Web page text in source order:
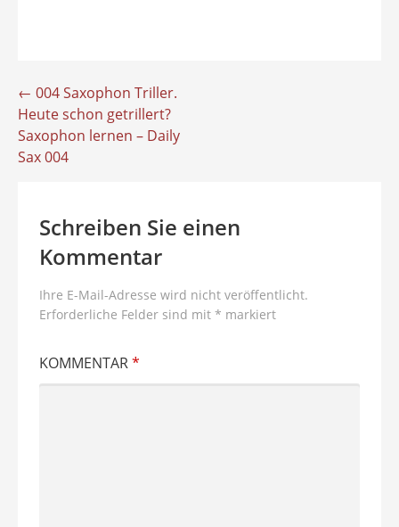
Beitragsnavigation
← 004 Saxophon Triller.
Heute schon getrillert?
Saxophon lernen – Daily
Sax 004
Schreiben Sie einen
Kommentar
Ihre E-Mail-Adresse wird nicht veröffentlicht.
Erforderliche Felder sind mit * markiert
KOMMENTAR*